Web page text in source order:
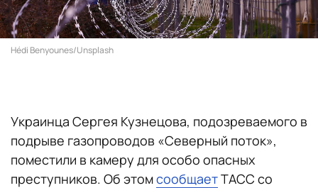
Hédi Benyounes/Unsplash
Украинца Сергея Кузнецова, подозреваемого в
подрыве газопроводов «Северный поток»,
поместили в камеру для особо опасных
преступников. Об этомсообщаетТАСС со